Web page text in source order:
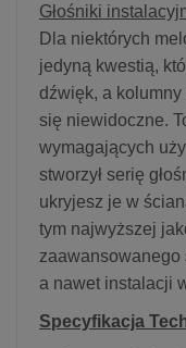
Głośniki
Dla niektórych
jedyną kwestią,
dźwięk, a kolumny
się niewidoczne.
wymagających
stworzył serię
ukryjesz je w
tym najwyższej
zaawansowanego
a nawet instalacji
Specyfikacja